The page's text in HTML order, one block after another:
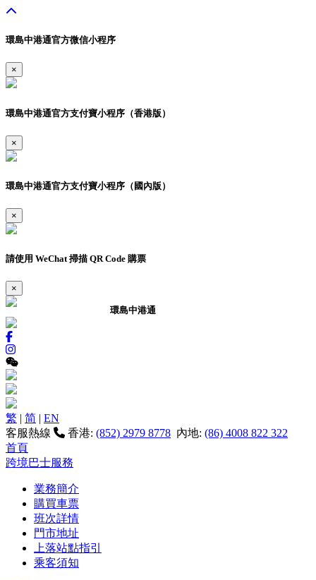
環島中港通官方微信小程序
×
環島中港通官方支付寶小程序（香港版）
×
環島中港通官方支付寶小程序（國內版）
×
請使用 WeChat 掃描 QR Code 購票
×
環島中港通
繁 | 简 | EN
客服熱線
香港: (852) 2979 8778 內地: (86) 4008 822 322
首頁
跨境巴士服務
業務簡介
購買車票
班次詳情
門市地址
上落站點指引
乘客須知